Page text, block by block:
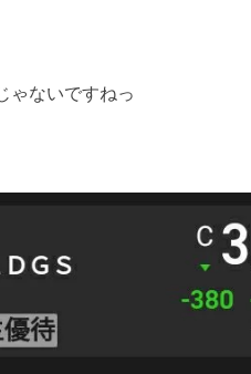
ゃないですねっ